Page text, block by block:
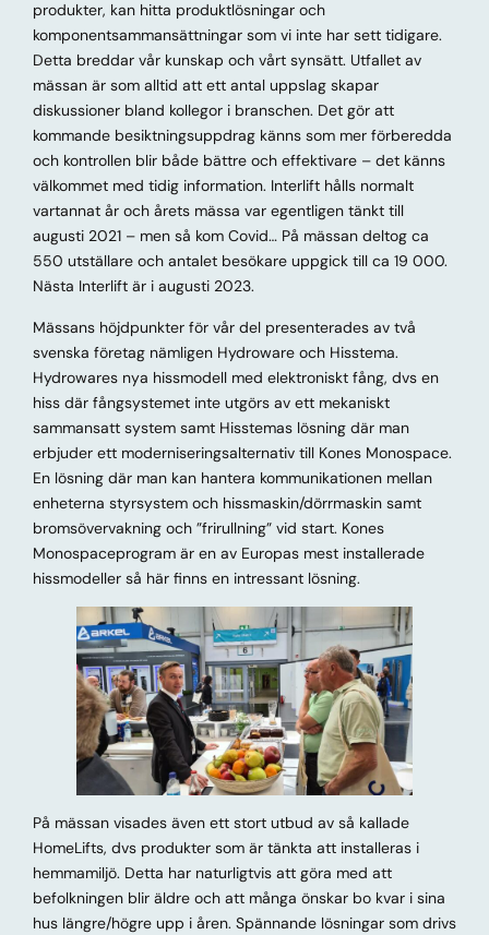
produkter, kan hitta produktlösningar och
komponentsammansättningar som vi inte har sett tidigare.
Detta breddar vår kunskap och vårt synsätt. Utfallet av
mässan är som alltid att ett antal uppslag skapar
diskussioner bland kollegor i branschen. Det gör att
kommande besiktningsuppdrag känns som mer förberedda
och kontrollen blir både bättre och effektivare – det känns
välkommet med tidig information. Interlift hålls normalt
vartannat år och årets mässa var egentligen tänkt till
augusti 2021 – men så kom Covid… På mässan deltog ca
550 utställare och antalet besökare uppgick till ca 19 000.
Nästa Interlift är i augusti 2023.
Mässans höjdpunkter för vår del presenterades av två
svenska företag nämligen Hydroware och Hisstema.
Hydrowares nya hissmodell med elektroniskt fång, dvs en
hiss där fångsystemet inte utgörs av ett mekaniskt
sammansatt system samt Hisstemas lösning där man
erbjuder ett moderniseringsalternativ till Kones Monospace.
En lösning där man kan hantera kommunikationen mellan
enheterna styrsystem och hissmaskin/dörrmaskin samt
bromsövervakning och ”frirullning” vid start. Kones
Monospaceprogram är en av Europas mest installerade
hissmodeller så här finns en intressant lösning.
På mässan visades även ett stort utbud av så kallade
HomeLifts, dvs produkter som är tänkta att installeras i
hemmamiljö. Detta har naturligtvis att göra med att
befolkningen blir äldre och att många önskar bo kvar i sina
hus längre/högre upp i åren. Spännande lösningar som drivs